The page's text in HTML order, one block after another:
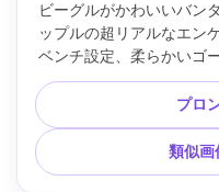
ビーグルがかわいいバン
ップルの超リアルなエン
ベンチ設定、柔らかいゴ
驚きの表情、Sony A7R
ップ、前景ぼかし、詳細
なカラ
プロ
類似